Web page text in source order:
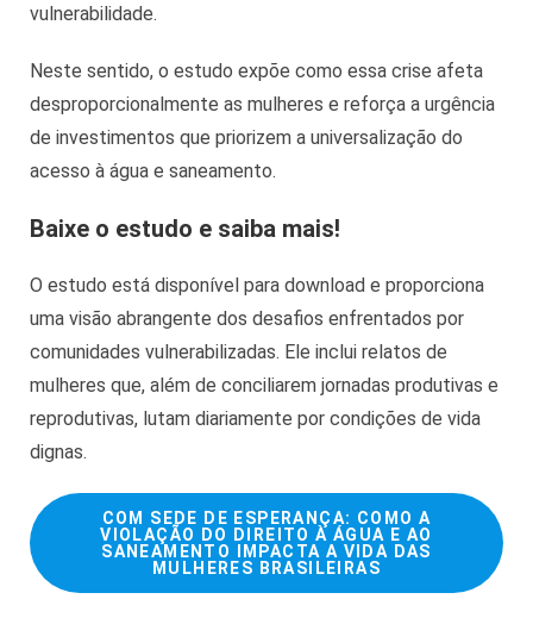
vulnerabilidade.
Neste sentido, o estudo expõe como essa crise afeta
desproporcionalmente as mulheres e reforça a urgência
de investimentos que priorizem a universalização do
acesso à água e saneamento.
Baixe o estudo e saiba mais!
O estudo está disponível para download e proporciona
uma visão abrangente dos desafios enfrentados por
comunidades vulnerabilizadas. Ele inclui relatos de
mulheres que, além de conciliarem jornadas produtivas e
reprodutivas, lutam diariamente por condições de vida
dignas.
COM SEDE DE ESPERANÇA: COMO A
VIOLAÇÃO DO DIREITO À ÁGUA E AO
SANEAMENTO IMPACTA A VIDA DAS
MULHERES BRASILEIRAS